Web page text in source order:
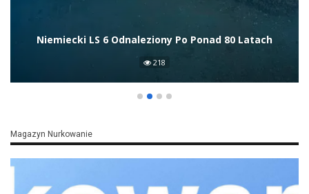
Odnaleziony Po Ponad 80 Latach
Rhiannan
Magazyn Nurkowanie